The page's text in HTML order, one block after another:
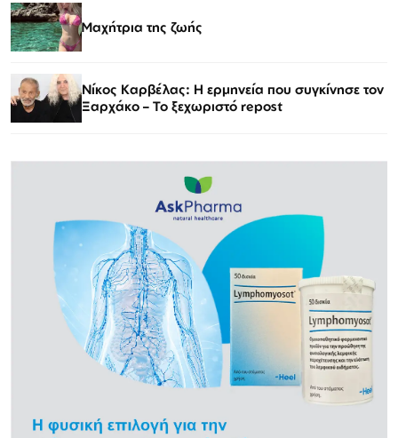
Μαχήτρια της ζωής
Νίκος Καρβέλας: Η ερμηνεία που συγκίνησε τον
Ξαρχάκο – Το ξεχωριστό repost